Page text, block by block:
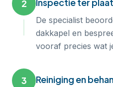
2 Inspectie ter
De specialist
dakkapel en
vooraf precies wat
3 Reiniging en